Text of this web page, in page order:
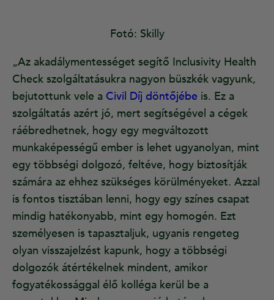
Fotó: Skilly
„Az akadálymentességet segítő Inclusivity Health
Check szolgáltatásukra nagyon büszkék vagyunk,
bejutottunk vele a Civil Díj döntőjébe is. Ez a
szolgáltatás azért jó, mert segítségével a cégek
ráébredhetnek, hogy egy megváltozott
munkaképességű ember is lehet ugyanolyan, mint
egy többségi dolgozó, feltéve, hogy biztosítják
számára az ehhez szükséges körülményeket. Azzal
is fontos tisztában lenni, hogy egy színes csapat
mindig hatékonyabb, mint egy homogén. Ezt
személyesen is tapasztaljuk, ugyanis rengeteg
olyan visszajelzést kapunk, hogy a többségi
dolgozók átértékelnek mindent, amikor
fogyatékossággal élő kolléga kerül be a